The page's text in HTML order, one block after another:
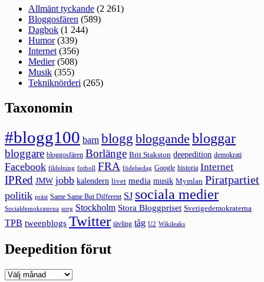
Allmänt tyckande (2 261)
Bloggosfären (589)
Dagbok (1 244)
Humor(339)
Internet (356)
Medier(508)
Musik (355)
Tekniknörderi (265)
Taxonomin
#blogg100 barn blogg bloggande bloggar
bloggare bloggosfären Borlänge Brit Stakston deepedition demokrati
Facebook fildelning fotboll FRA födelsedag Google historia Internet
IPRed JMW jobb kalendern livet media musik Mymlan Piratpartiet
politik präst Same Same But Different SJ sociala medier
Socialdemokraterna sorg Stockholm Stora Bloggpriset Sverigedemokraterna
TPB tweepblogs Twitter tävling tåg U2 Wikileaks
Deepedition förut
Deepedition